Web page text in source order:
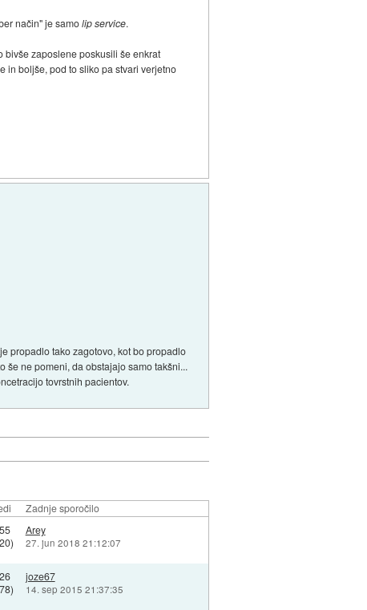
način" je samolip service.
bivše zaposlene poskusili še enkrat
in boljše, pod to sliko pa stvari verjetno
propadlo tako zagotovo, kot bo propadlo
še ne pomeni, da obstajajo samo takšni...
tovrstnih pacientov.
Zadnje sporočilo
Arey
27. jun 2018 21:12:07
joze67
14. sep 2015 21:37:35